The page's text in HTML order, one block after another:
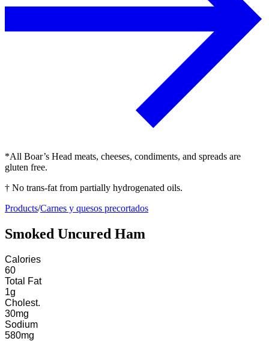
*All Boar’s Head meats, cheeses, condiments, and spreads are
gluten free.
† No trans-fat from partially hydrogenated oils.
Products/Carnes y quesos precortados
Smoked Uncured Ham
Calories
60
Total Fat
1g
Cholest.
30mg
Sodium
580mg